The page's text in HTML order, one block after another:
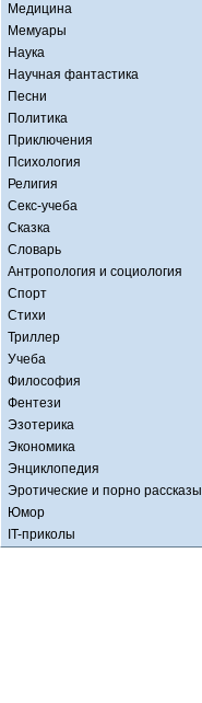
Медицина
Мемуары
Наука
Научная фантастика
Песни
Политика
Приключения
Психология
Религия
Секс-учеба
Сказка
Словарь
Антропология и социология
Спорт
Стихи
Триллер
Учеба
Философия
Фентези
Эзотерика
Экономика
Энциклопедия
Эротические и порно рассказы
Юмор
IT-приколы